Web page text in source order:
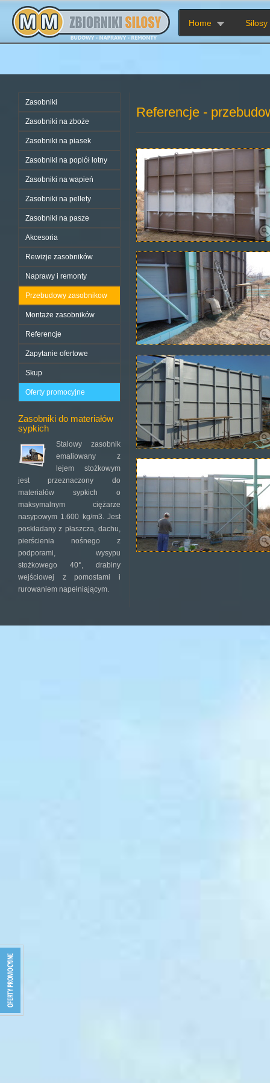
Home Silosy
Zasobniki
Zasobniki na zboże
Zasobniki na piasek
Zasobniki na popiół lotny
Zasobniki na wapień
Zasobniki na pellety
Zasobniki na pasze
Akcesoria
Rewizje zasobników
Naprawy i remonty
Przebudowy zasobnikow
Montaże zasobników
Referencje
Zapytanie ofertowe
Skup
Oferty promocyjne
Zasobniki do materiałów
sypkich
Stalowy zasobnik
emaliowany z
lejem stożkowym
jest przeznaczony do
materiałów sypkich o
maksymalnym ciężarze
nasypowym 1.600 kg/m3. Jest
poskładany z płaszcza, dachu,
pierścienia nośnego z
podporami, wysypu
stożkowego 40°, drabiny
wejściowej z pomostami i
rurowaniem napełniającym.
Referencje -